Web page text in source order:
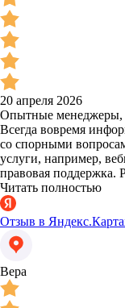
20 апреля 2026
Опытные менеджеры,
Всегда вовремя
со спорными
услуги, например,
правовая поддержка.
Читать полностью
Отзыв в
Вера